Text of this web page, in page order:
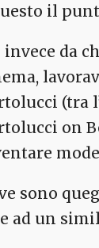
il
invece da
(tra
on
sono
ad un